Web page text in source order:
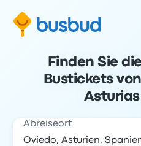
Finden Sie
Bustickets
Abreiseort